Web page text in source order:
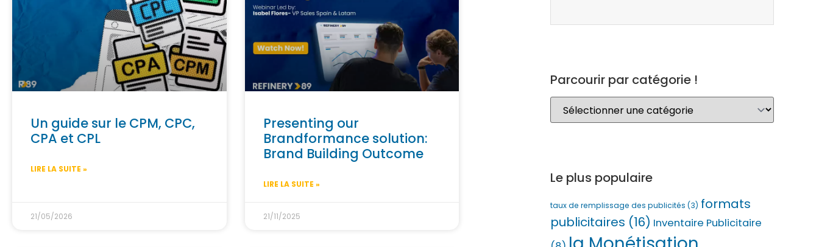
Un guide sur le CPM, CPC,
CPA et CPL
LIRE LA SUITE »
21/05/2026
Presenting our
Brandformance solution:
Brand Building Outcome
LIRE LA SUITE »
21/11/2025
Parcourir par catégorie !
Le plus populaire
taux de remplissage des publicités (3) formats
publicitaires (16) Inventaire Publicitaire